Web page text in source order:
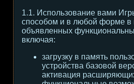
1.1. Использование вами
способом и в любой форме в
объявленных
включая:
загрузку в память
устройства базовой
активация